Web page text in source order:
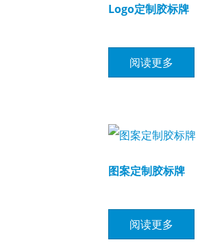
Logo定制胶标牌
阅读更多
图案定制胶标牌
阅读更多